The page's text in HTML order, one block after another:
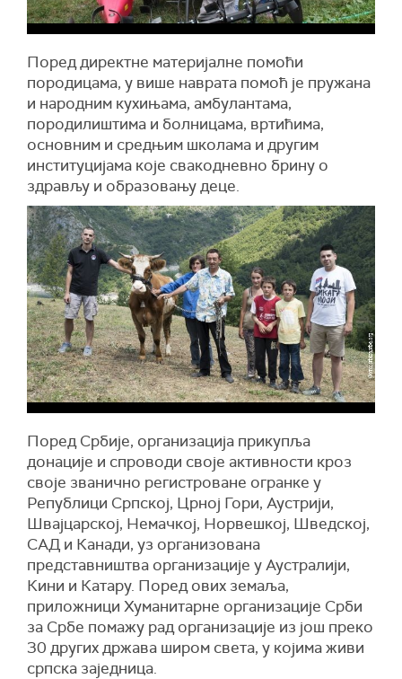
Поред директне материјалне помоћи
породицама, у више наврата помоћ је пружана
и народним кухињама, амбулантама,
породилиштима и болницама, вртићима,
основним и средњим школама и другим
институцијама које свакодневно брину о
здрављу и образовању деце.
Поред Србије, организација прикупља
донације и спроводи своје активности кроз
своје званично регистроване огранке у
Републици Српској, Црној Гори, Аустрији,
Швајцарској, Немачкој, Норвешкој, Шведској,
САД и Канади, уз организована
представништва организације у Аустралији,
Кини и Катару. Поред ових земаља,
приложници Хуманитарне организације Срби
за Србе помажу рад организације из још преко
30 других држава широм света, у којима живи
српска заједница.